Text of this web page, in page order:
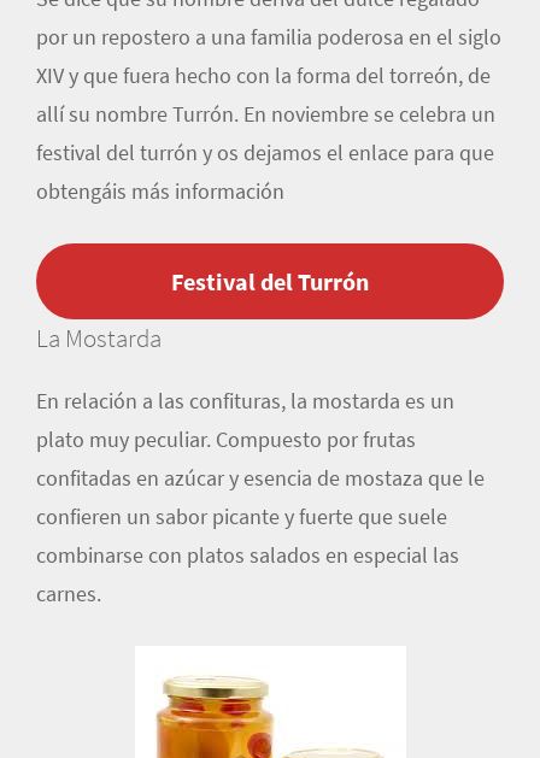
por un repostero a una familia poderosa en el siglo
XIV y que fuera hecho con la forma del torreón, de
allí su nombre Turrón. En noviembre se celebra un
festival del turrón y os dejamos el enlace para que
obtengáis más información
Festival del Turrón
La Mostarda
En relación a las confituras, la mostarda es un
plato muy peculiar. Compuesto por frutas
confitadas en azúcar y esencia de mostaza que le
confieren un sabor picante y fuerte que suele
combinarse con platos salados en especial las
carnes.